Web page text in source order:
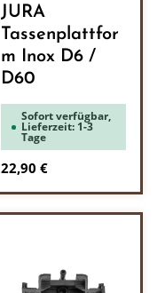
JURA
Tassenplattfor
m Inox D6 /
D60
Sofort verfügbar,
Lieferzeit: 1-3
Tage
Regulärer Preis:
22,90 €